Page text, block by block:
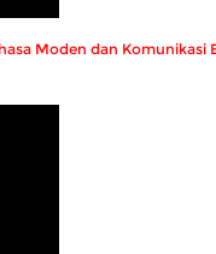
Moden dan Komunikasi